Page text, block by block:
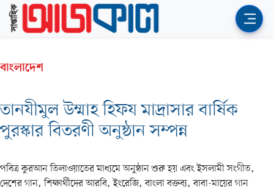
বাংলাদেশ
তানযীমুল উম্মাহ হিফয মাদ্রাসার বার্ষিক
পুরস্কার বিতরণী অনুষ্ঠান সম্পন্ন
পবিত্র কুরআন তিলাওয়াতের মাধ্যমে অনুষ্ঠান শুরু হয় এবং ইসলামী সংগীত,
দেশের গান, শিক্ষার্থীদের আরবি, ইংরেজি, বাংলা বক্তব্য, বাবা-মায়ের গান